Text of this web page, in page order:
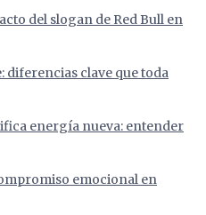
del slogan de Red Bull en
clave que toda
energía nueva: entender
emocional en